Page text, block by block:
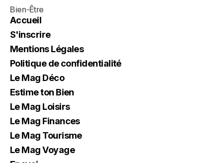
Bien-Être
Accueil
S'inscrire
Mentions Légales
Politique de confidentialité
Le Mag Déco
Estime ton Bien
Le Mag Loisirs
Le Mag Finances
Le Mag Tourisme
Le Mag Voyage